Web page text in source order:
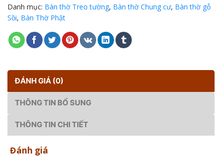
Danh mục: Bàn thờ Treo tường, Bàn thờ Chung cư, Bàn thờ gỗ
Sồi, Bàn Thờ Phật
ĐÁNH GIÁ (0)
THÔNG TIN BỔ SUNG
THÔNG TIN CHI TIẾT
Đánh giá